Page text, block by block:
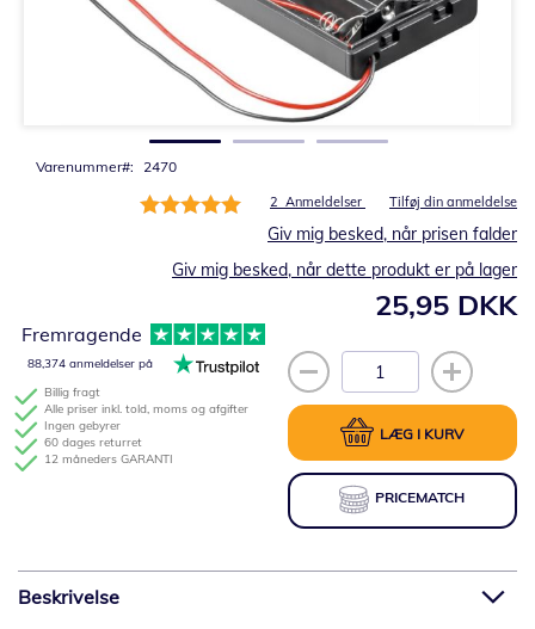
Varenummer 2470
Bedømmelse:
2 Anmeldelser Tilføj din anmeldelse
25,95 DKK
Giv mig besked, når prisen falder
Giv mig besked, når dette produkt er på lager
LÆG I KURV
PRICEMATCH
Billig fragt
Alle priser inkl. told, moms og afgifter
Ingen gebyrer
60 dages returret
12 måneders GARANTI
Fremragende
88,374 anmeldelser på
Beskrivelse